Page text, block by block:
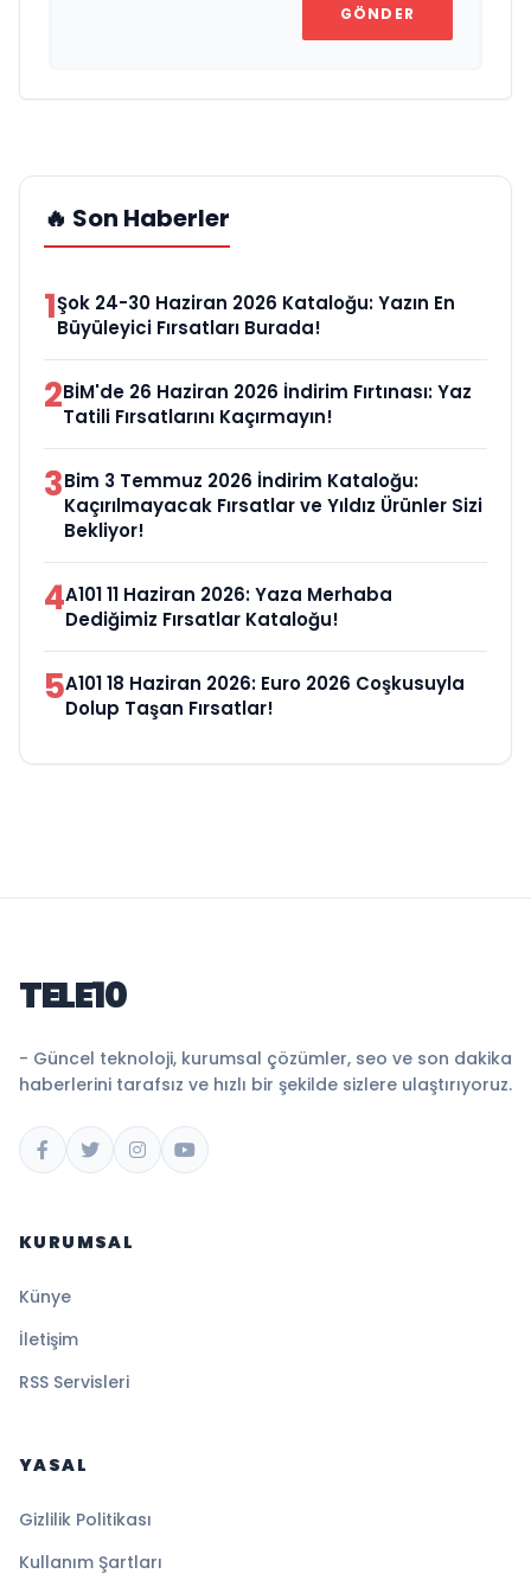
GÖNDER
🔥 Son Haberler
1Şok 24-30 Haziran 2026 Kataloğu: Yazın En
Büyüleyici Fırsatları Burada!
2BİM'de 26 Haziran 2026 İndirim Fırtınası: Yaz
Tatili Fırsatlarını Kaçırmayın!
3Bim 3 Temmuz 2026 İndirim Kataloğu:
Kaçırılmayacak Fırsatlar ve Yıldız Ürünler Sizi
Bekliyor!
4A101 11 Haziran 2026: Yaza Merhaba
Dediğimiz Fırsatlar Kataloğu!
5A101 18 Haziran 2026: Euro 2026 Coşkusuyla
Dolup Taşan Fırsatlar!
TELE10
- Güncel teknoloji, kurumsal çözümler, seo ve son dakika
haberlerini tarafsız ve hızlı bir şekilde sizlere ulaştırıyoruz.
KURUMSAL
Künye
İletişim
RSS Servisleri
YASAL
Gizlilik Politikası
Kullanım Şartları